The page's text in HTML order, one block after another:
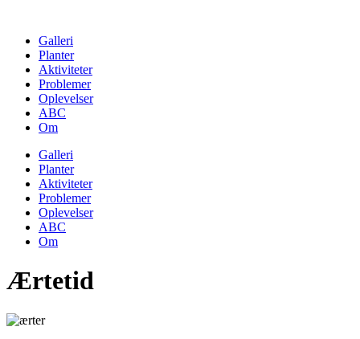
contentGalleri
Planter
Aktiviteter
Problemer
Oplevelser
ABC
Om
Galleri
Planter
Aktiviteter
Problemer
Oplevelser
ABC
Om
Ærtetid